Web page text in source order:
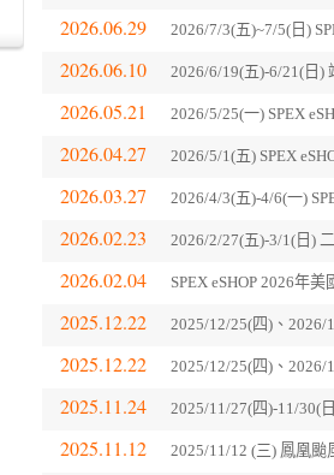
2026.06.29 2026/7/3(五)~7/5(日)
2026.06.10 2026/6/19(五)-6/21(日)
2026.05.21 2026/5/25(一) SPEX
2026.04.27 2026/5/1(五) SPEX
2026.03.27 2026/4/3(五)-4/6(一)
2026.02.23 2026/2/27(五)-3/1(日)
2026.02.04 SPEX eSHOP 2026年
2025.12.22 2025/12/25(四)、2026/
2025.12.22 2025/12/25(四)、2026/
2025.11.24 2025/11/27(四)-11/30(
2025.11.12 2025/11/12 (三) 鳳凰